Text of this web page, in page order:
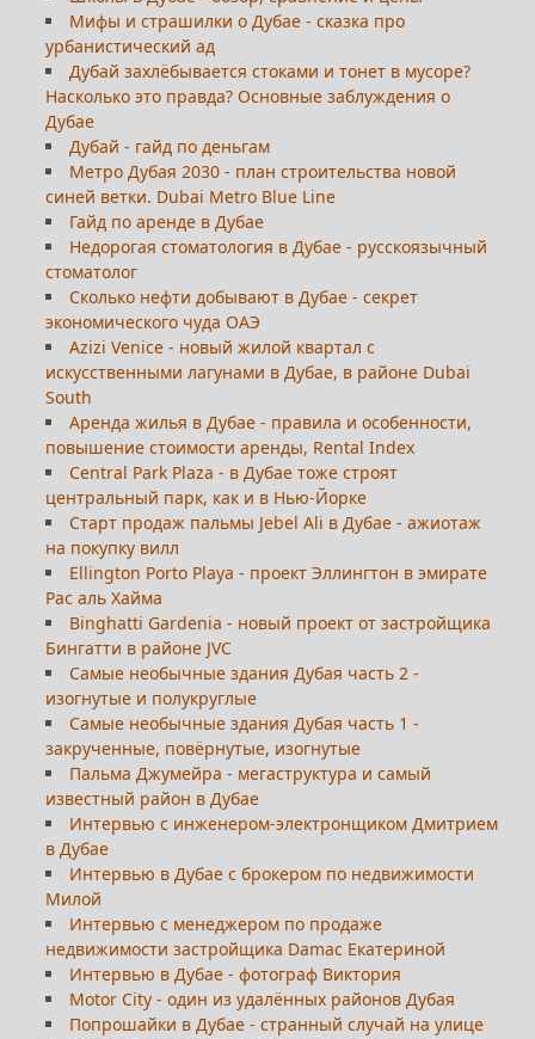
Мифы и страшилки о Дубае - сказка про
урбанистический ад
Дубай захлёбывается стоками и тонет в мусоре?
Насколько это правда? Основные заблуждения о
Дубае
Дубай - гайд по деньгам
Метро Дубая 2030 - план строительства новой
синей ветки. Dubai Metro Blue Line
Гайд по аренде в Дубае
Недорогая стоматология в Дубае - русскоязычный
стоматолог
Сколько нефти добывают в Дубае - секрет
экономического чуда ОАЭ
Azizi Venice - новый жилой квартал с
искусственными лагунами в Дубае, в районе Dubai
South
Аренда жилья в Дубае - правила и особенности,
повышение стоимости аренды, Rental Index
Central Park Plaza - в Дубае тоже строят
центральный парк, как и в Нью-Йорке
Старт продаж пальмы Jebel Ali в Дубае - ажиотаж
на покупку вилл
Ellington Porto Playa - проект Эллингтон в эмирате
Рас аль Хайма
Binghatti Gardenia - новый проект от застройщика
Бингатти в районе JVC
Самые необычные здания Дубая часть 2 -
изогнутые и полукруглые
Самые необычные здания Дубая часть 1 -
закрученные, повёрнутые, изогнутые
Пальма Джумейра - мегаструктура и самый
известный район в Дубае
Интервью с инженером-электронщиком Дмитрием
в Дубае
Интервью в Дубае с брокером по недвижимости
Милой
Интервью с менеджером по продаже
недвижимости застройщика Damac Екатериной
Интервью в Дубае - фотограф Виктория
Motor City - один из удалённых районов Дубая
Попрошайки в Дубае - странный случай на улице